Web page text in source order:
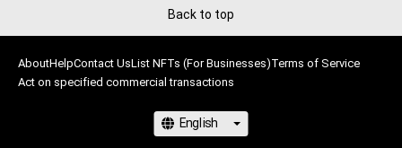
Back to top
AboutHelpContact UsList NFTs (For Businesses)Terms of Service
Act on specified commercial transactions